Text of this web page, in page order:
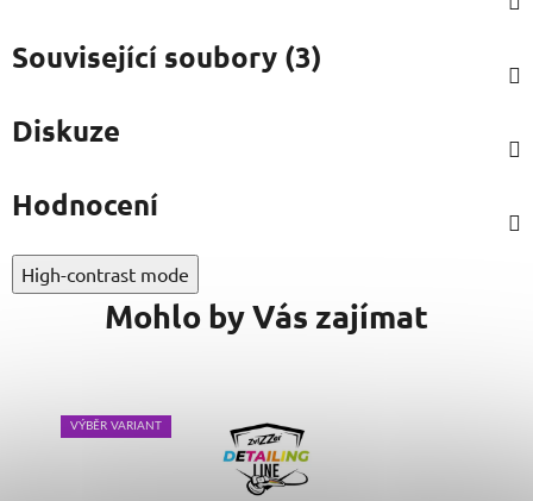
Související soubory (3)
Diskuze
Hodnocení
High-contrast mode
Mohlo by Vás zajímat
VÝBĚR VARIANT